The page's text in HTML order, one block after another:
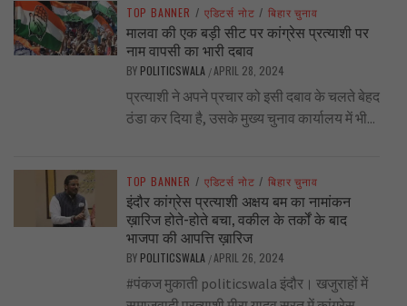
TOP BANNER / एडिटर्स नोट / बिहार चुनाव
मालवा की एक बड़ी सीट पर कांग्रेस प्रत्याशी पर
नाम वापसी का भारी दबाव
BY POLITICSWALA /APRIL 28, 2024
प्रत्याशी ने अपने प्रचार को इसी दबाव के चलते बेहद
ठंडा कर दिया है, उसके मुख्य चुनाव कार्यालय में भी...
TOP BANNER / एडिटर्स नोट / बिहार चुनाव
इंदौर कांग्रेस प्रत्याशी अक्षय बम का नामांकन
ख़ारिज होते-होते बचा, वकील के तर्कों के बाद
भाजपा की आपत्ति ख़ारिज
BY POLITICSWALA /APRIL 26, 2024
#पंकज मुकाती politicswala इंदौर। खजुराहों में